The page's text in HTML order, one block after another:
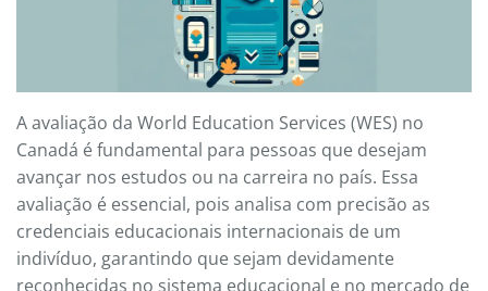
A avaliação da World Education Services (WES) no
Canadá é fundamental para pessoas que desejam
avançar nos estudos ou na carreira no país. Essa
avaliação é essencial, pois analisa com precisão as
credenciais educacionais internacionais de um
indivíduo, garantindo que sejam devidamente
reconhecidas no sistema educacional e no mercado de